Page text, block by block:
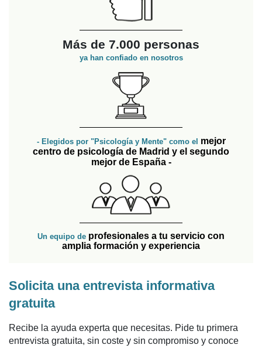
Más de 7.000 personas
ya han confiado en nosotros
- Elegidos por "Psicología y Mente" como el mejor
centro de psicología de Madrid y el segundo
mejor de España -
Un equipo de profesionales a tu servicio con
amplia formación y experiencia
Solicita una entrevista informativa
gratuita
Recibe la ayuda experta que necesitas. Pide tu primera
entrevista gratuita, sin coste y sin compromiso y conoce